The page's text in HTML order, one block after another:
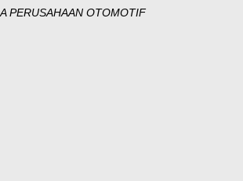
PERUSAHAAN OTOMOTIF